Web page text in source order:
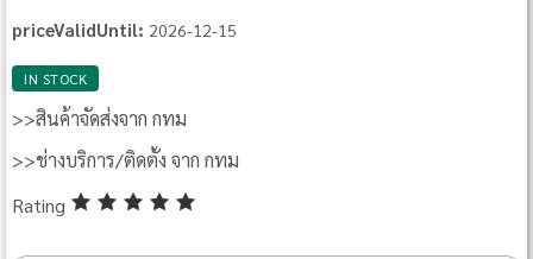
priceValidUntil: 2026-12-15
IN STOCK
>>สินค้าจัดส่งจาก กทม
>>ช่างบริการ/ติดตั้ง จาก กทม
Rating